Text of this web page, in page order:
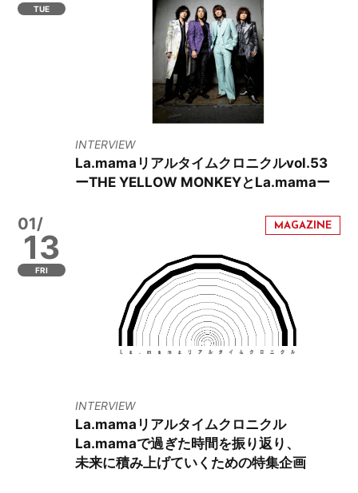
TUE
INTERVIEW
La.mamaリアルタイムクロニクルvol.53
ーTHE YELLOW MONKEYとLa.mamaー
01/
13
FRI
INTERVIEW
La.mamaリアルタイムクロニクル
La.mamaで過ぎた時間を振り返り、
未来に積み上げていくための特集企画